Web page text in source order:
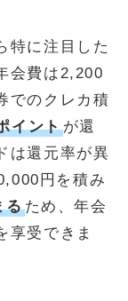
特に注目した
会費は2,200
でのクレカ積
イントが還
は還元率が異
円を積み
るため、年会
享受できま